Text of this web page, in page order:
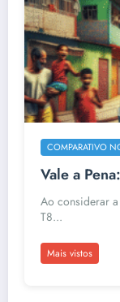
COMPARATIVO
Vale a
Ao considerar
T8...
Mais vistos